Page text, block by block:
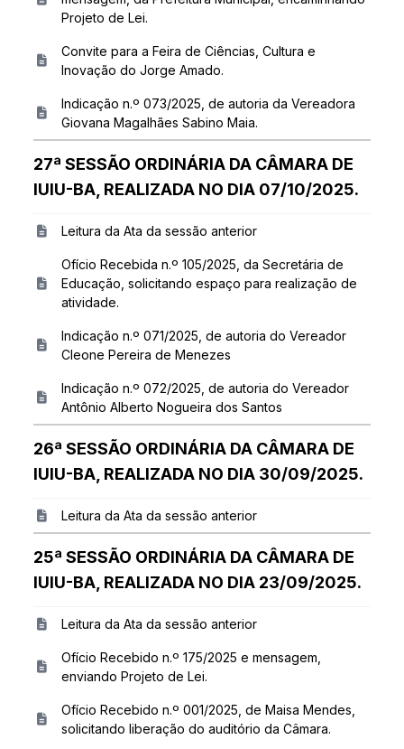
Projeto de Lei.
Convite para a Feira de Ciências, Cultura e
Inovação do Jorge Amado.
Indicação n.º 073/2025, de autoria da Vereadora
Giovana Magalhães Sabino Maia.
27ª SESSÃO ORDINÁRIA DA CÂMARA DE
IUIU-BA, REALIZADA NO DIA 07/10/2025.
Leitura da Ata da sessão anterior
Ofício Recebida n.º 105/2025, da Secretária de
Educação, solicitando espaço para realização de
atividade.
Indicação n.º 071/2025, de autoria do Vereador
Cleone Pereira de Menezes
Indicação n.º 072/2025, de autoria do Vereador
Antônio Alberto Nogueira dos Santos
26ª SESSÃO ORDINÁRIA DA CÂMARA DE
IUIU-BA, REALIZADA NO DIA 30/09/2025.
Leitura da Ata da sessão anterior
25ª SESSÃO ORDINÁRIA DA CÂMARA DE
IUIU-BA, REALIZADA NO DIA 23/09/2025.
Leitura da Ata da sessão anterior
Ofício Recebido n.º 175/2025 e mensagem,
enviando Projeto de Lei.
Ofício Recebido n.º 001/2025, de Maisa Mendes,
solicitando liberação do auditório da Câmara.